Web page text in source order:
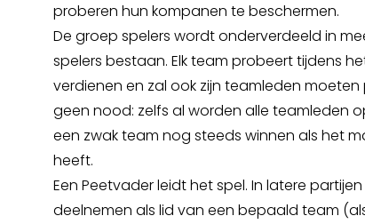
proberen hun kompanen te beschermen.
De groep spelers wordt onderverdeeld in
spelers bestaan. Elk team probeert tijdens
verdienen en zal ook zijn teamleden
geen nood: zelfs al worden alle teamleden
een zwak team nog steeds winnen als het
heeft.
Een Peetvader leidt het spel. In latere
deelnemen als lid van een bepaald team